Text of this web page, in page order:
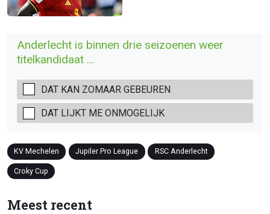
Anderlecht is binnen drie seizoenen weer
titelkandidaat ...
DAT KAN ZOMAAR GEBEUREN
DAT LIJKT ME ONMOGELIJK
KV Mechelen Jupiler Pro League RSC Anderlecht
Croky Cup
Meest recent